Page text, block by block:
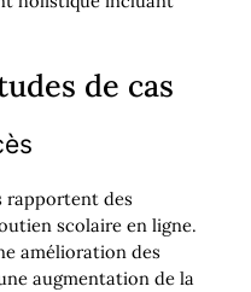
de cas
rapportent des
scolaire en ligne.
amélioration des
augmentation de la